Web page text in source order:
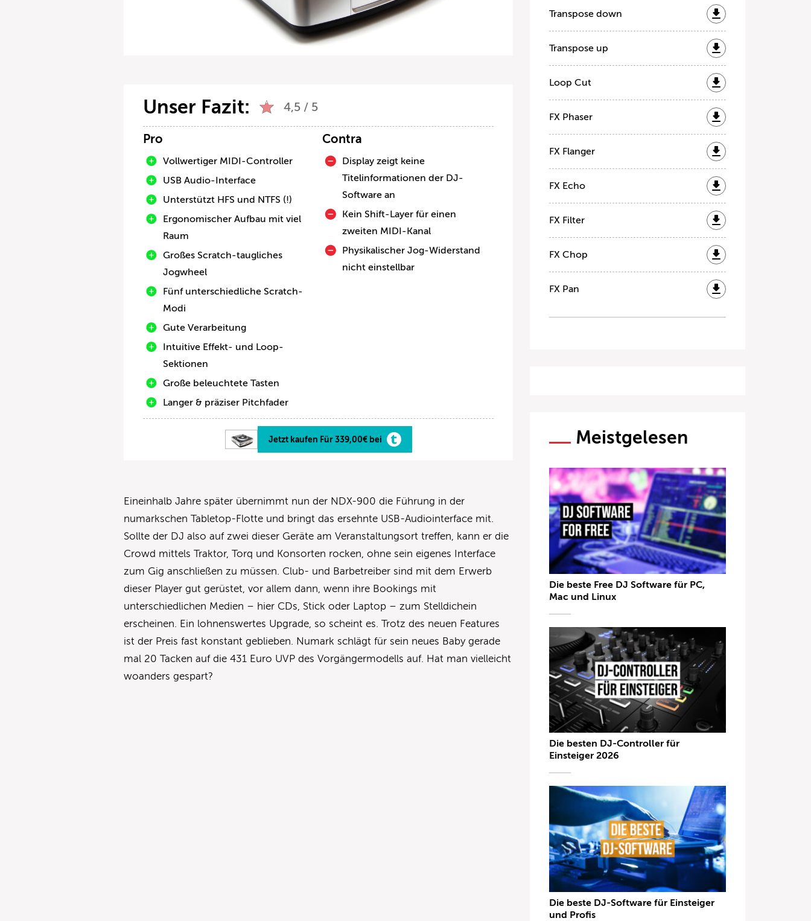
Unser Fazit: 4,5 / 5
Pro
Vollwertiger MIDI-Controller
USB Audio-Interface
Unterstützt HFS und NTFS (!)
Ergonomischer Aufbau mit viel
Raum
Großes Scratch-taugliches
Jogwheel
Fünf unterschiedliche Scratch-
Modi
Gute Verarbeitung
Intuitive Effekt- und Loop-
Sektionen
Große beleuchtete Tasten
Langer & präziser Pitchfader
Contra
Display zeigt keine
Titelinformationen der DJ-
Software an
Kein Shift-Layer für einen
zweiten MIDI-Kanal
Physikalischer Jog-Widerstand
nicht einstellbar
Jetzt kaufen Für 339,00€ bei
Eineinhalb Jahre später übernimmt nun der NDX-900 die Führung in der
numarkschen Tabletop-Flotte und bringt das ersehnte USB-Audiointerface mit.
Sollte der DJ also auf zwei dieser Geräte am Veranstaltungsort treffen, kann er die
Crowd mittels Traktor, Torq und Konsorten rocken, ohne sein eigenes Interface
zum Gig anschließen zu müssen. Club- und Barbetreiber sind mit dem Erwerb
dieser Player gut gerüstet, vor allem dann, wenn ihre Bookings mit
unterschiedlichen Medien – hier CDs, Stick oder Laptop – zum Stelldichein
erscheinen. Ein lohnenswertes Upgrade, so scheint es. Trotz des neuen Features
ist der Preis fast konstant geblieben. Numark schlägt für sein neues Baby gerade
mal 20 Tacken auf die 431 Euro UVP des Vorgängermodells auf. Hat man vielleicht
woanders gespart?
Transpose down
Transpose up
Loop Cut
FX Phaser
FX Flanger
FX Echo
FX Filter
FX Chop
FX Pan
Meistgelesen
Die beste Free DJ Software für PC,
Mac und Linux
Die besten DJ-Controller für
Einsteiger 2026
Die beste DJ-Software für Einsteiger
und Profis